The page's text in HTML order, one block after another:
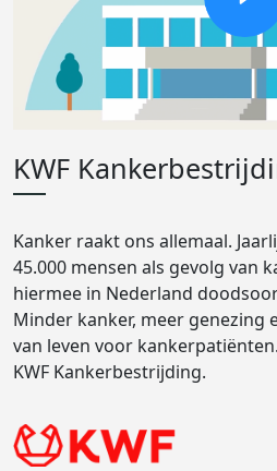
KWF
Kanker raakt ons allemaal.
45.000 mensen als gevolg van
hiermee in Nederland
Minder kanker, meer genezing
van leven voor
KWF Kankerbestrijding.